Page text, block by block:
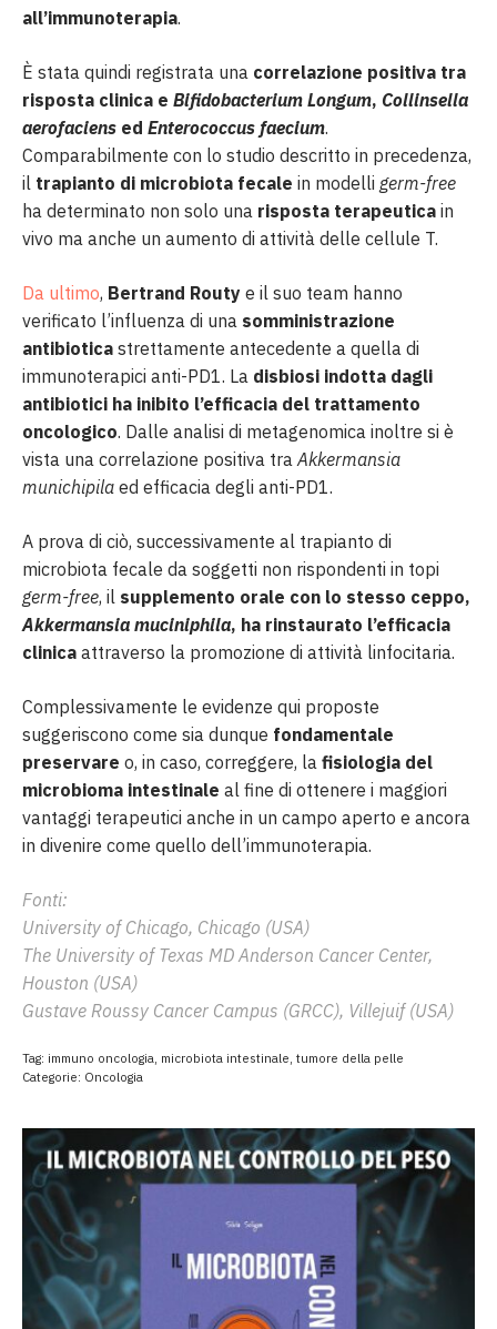
all’immunoterapia.
È stata quindi registrata una correlazione positiva tra
risposta clinica e Bifidobacterium Longum, Collinsella
aerofaciens ed Enterococcus faecium.
Comparabilmente con lo studio descritto in precedenza,
il trapianto di microbiota fecale in modelli germ-free
ha determinato non solo una risposta terapeutica in
vivo ma anche un aumento di attività delle cellule T.
Da ultimo, Bertrand Routy e il suo team hanno
verificato l’influenza di una somministrazione
antibiotica strettamente antecedente a quella di
immunoterapici anti-PD1. La disbiosi indotta dagli
antibiotici ha inibito l’efficacia del trattamento
oncologico. Dalle analisi di metagenomica inoltre si è
vista una correlazione positiva traAkkermansia
munichipila ed efficacia degli anti-PD1.
A prova di ciò, successivamente al trapianto di
microbiota fecale da soggetti non rispondenti in topi
germ-free, il supplemento orale con lo stesso ceppo,
Akkermansia muciniphila, ha rinstaurato l’efficacia
clinica attraverso la promozione di attività linfocitaria.
Complessivamente le evidenze qui proposte
suggeriscono come sia dunque fondamentale
preservare o, in caso, correggere, la fisiologia del
microbioma intestinale al fine di ottenere i maggiori
vantaggi terapeutici anche in un campo aperto e ancora
in divenire come quello dell’immunoterapia.
Fonti:
University of Chicago, Chicago (USA)
The University of Texas MD Anderson Cancer Center,
Houston (USA)
Gustave Roussy Cancer Campus (GRCC), Villejuif (USA)
Tag: immuno oncologia, microbiota intestinale, tumore della pelle
Categorie: Oncologia